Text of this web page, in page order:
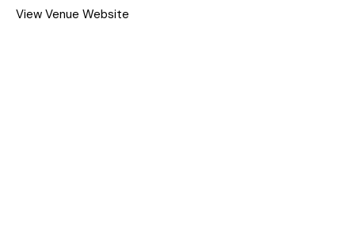
View Venue Website